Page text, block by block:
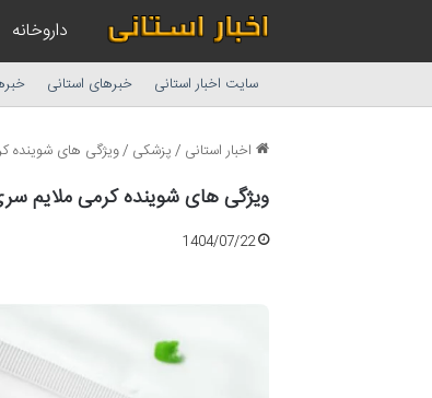
داروخانه
سایت اخبار استانی خبرهای استانی
اخبار استانی /پزشکی /ویژگی های شوینده
ویژگی های شوینده کرمی ملایم
1404/07/22